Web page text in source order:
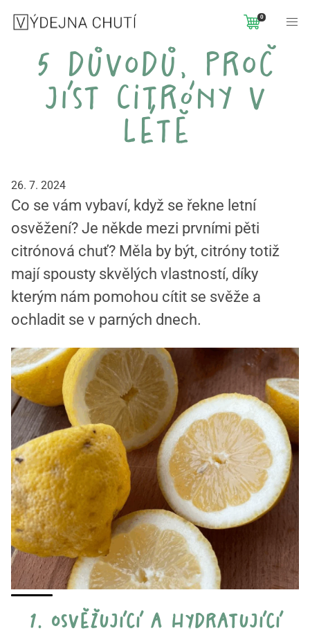
0
5 důvodů, proč
jíst citróny v
létě
26. 7. 2024
Co se vám vybaví, když se řekne letní
osvěžení? Je někde mezi prvními pěti
citrónová chuť? Měla by být, citróny totiž
mají spousty skvělých vlastností, díky
kterým nám pomohou cítit se svěže a
ochladit se v parných dnech.
1. osvěžující a hydratující